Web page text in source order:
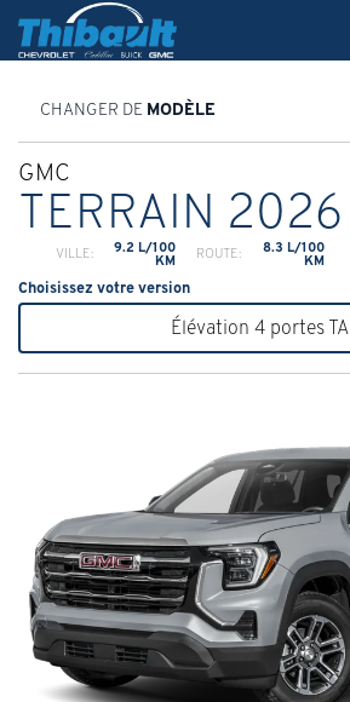
CHANGER DE MODÈLE
GMC
TERRAIN 2026
VILLE: 9.2 L/100
KM ROUTE: 8.3 L/100
KM
Choisissez votre version
Élévation 4 portes TA